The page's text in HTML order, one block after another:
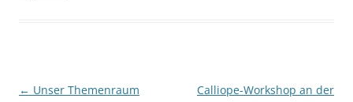
Beitragsnavigation
← Unser Themenraum Calliope-Workshop an der